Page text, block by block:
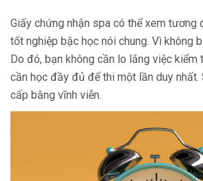
Giấy chứng nhận spa có thể xem tương
tốt nghiệp bậc học nói chung. Vì không
Do đó, bạn không cần lo lắng việc kiểm
cần học đầy đủ để thi một lần duy
cấp bằng vĩnh viễn.